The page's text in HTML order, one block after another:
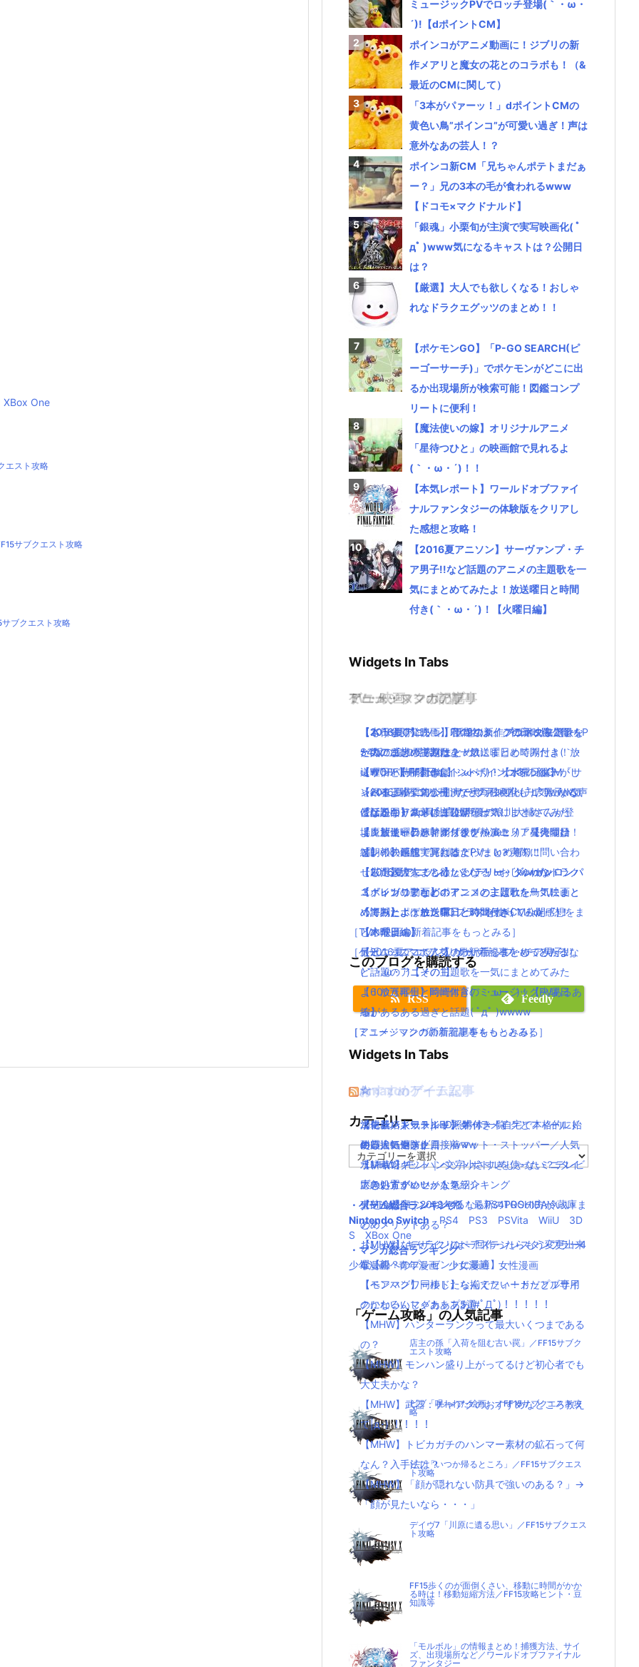
XBox One
エスト攻略
サブクエスト攻略
ブクエスト攻略
ミュージックPVでロッチ登場(｀・ω・
´)!【dポイントCM】
ポインコがアニメ動画に！ジブリの新
作メアリと魔女の花とのコラボも！（&
最近のCMに関して）
「3本がパァーッ！」dポイントCMの
黄色い鳥”ポインコ”が可愛い過ぎ！声は
意外なあの芸人！？
ポインコ新CM「兄ちゃんポテトまだぁ
ー？」兄の3本の毛が食われるwww
【ドコモ×マクドナルド】
「銀魂」小栗旬が主演で実写映画化( ﾟ
дﾟ )www気になるキャストは？公開日
は？
【厳選】大人でも欲しくなる！おしゃ
れなドラクエグッツのまとめ！！
【ポケモンGO】「P-GO SEARCH(ピ
ーゴーサーチ)」でポケモンがどこに出
るか出現場所が検索可能！図鑑コンプ
リートに便利！
【魔法使いの嫁】オリジナルアニメ
「星待つひと」の映画館で見れるよ
(｀・ω・´)！！
【本気レポート】ワールドオブファイ
ナルファンタジーの体験版をクリアし
た感想と攻略！
【2016夏アニソン】サーヴァンプ・チ
ア男子!!など話題のアニメの主題歌を一
気にまとめてみたよ！放送曜日と時間
付き(｀・ω・´)！【火曜日編】
Widgets In Tabs
TV・映画
【本日公開】映画「君の名は。」初日に見に行っ
た人の感想・評判は？
【サンバーイ】dポイントポインコ冬の新CM「サ
ンバイ三唱」篇公開！
【伝説回】zip貝社員に声優の浪川大輔さんが登
場！新キャラハマグリ役を熱演！
【朗報】銀魂実写は嘘だった！？実際に問い合わ
せした人達をまとめたよ(｀・ω・´)wwww
【ポインコ動画】ポインコとよばれた鳥！映画
「海賊とよばれた男」とのコラボCM公開！
［TV・映画の新着記事をもっとみる］
ゲーム・スマホアプリ
【もうすぐ発売！】FF12リメイクの新映像公開！P
S4版の追加要素のまとめ！
【WOFF】FF新作はトンベリ・サボテンダーがし
ゃべるよwイフリートなどの召喚獣も！気になる声
優はかなり豪華( ﾟдﾟ )w
【レビュー】テイルズオブベルセリア発売開始！
プレイの感想・評判は？PVまとめ有り！
【厳選】大人でも欲しくなる！おしゃれなドラク
エグッツのまとめ！！
【評判】ポケモンGOプラスを使ってみた感想をま
とめたよ！
［ゲーム・スマホアプリの新着記事をもっとみる］
アニメ・マンガの記事
【2016夏アニソン】話題の新作アニメの主題歌を
一気にまとめてみたよ！放送曜日と時間付き(｀・
ω・´)！【月曜日編】
「銀魂」小栗旬が主演で実写映画化( ﾟдﾟ )www気
になるキャストは？公開日は？
【魔法使いの嫁】オリジナルアニメ「星待つひ
と」の映画館で見れるよ(｀・ω・´)！！
【2016夏アニソン】バッテリー・ダンガンロンパ
３・レガリアなどのアニメの主題歌を一気にまと
めてみたよ！放送曜日と時間付き(｀・ω・´)！
【木曜日編】
【2016夏アニソン】サーヴァンプ・チア男子!!な
ど話題のアニメの主題歌を一気にまとめてみた
よ！放送曜日と時間付き(｀・ω・´)！【火曜日
編】
［アニメ・マンガの新着記事をもっとみる］
ミュージックの記事
【2016夏アニソン】ツキウタ。プラネタリアンな
どのアニメの主題歌を一気にまとめてみたよ！放
送曜日と時間付き(｀・ω・´)！【水曜日編】
【2016夏アニソン】サーヴァンプ・チア男子!!な
ど話題のアニメの主題歌を一気にまとめてみた
よ！放送曜日と時間付き(｀・ω・´)！【火曜日
編】
【2016夏アニソン】バッテリー・ダンガンロンパ
３・レガリアなどのアニメの主題歌を一気にまと
めてみたよ！放送曜日と時間付き(｀・ω・´)！
【木曜日編】
最近ニコニコで人気の歌い手をまとめてみたよ
(｀・ω・´)【その1】
【600万再生】岡崎体育のミュージックPVあるあ
るがあるある過ぎと話題( ﾟдﾟ )wwww
［ミュージックの新着記事をもっとみる］
このブログを購読する
RSS Feedly
Widgets In Tabs
おすすめゲーム記事
【モンハンワールド】キャラメイクとフィールド
の顔違い過ぎ(;´Д｀)www
【MHW】モンハン文字小さすぎじゃない？テレビ
大きい方がいいかな？
【MHW】モンハンやるならPS4PROの方がいい
の？メリットある？
【MHW】キャラクリは一回作ったらもう変更出来
ないの？
【モンハンワールド】なんでフィードだとブサイ
クになるんじゃああああ(#ﾟДﾟ)！！！！！
【MHW】ハンターランクって最大いくつまである
の？
【MHW】モンハン盛り上がってるけど初心者でも
大丈夫かな？
【MHW】武器：チャアクのおすすめなところ教え
て|д･) ！！！！
【MHW】トビカガチのハンマー素材の鉱石って何
なん？入手法は？
【MHW】「顔が隠れない防具で強いのある？」→
「顔が見たいなら・・・」
Amazonアイテム
水耕栽培キット|LED照明付き！自宅で本格的に始
める人気セット
水耕栽培キット｜ペットボトルを使ったミニタイ
プのおすすめセットを紹介
東芝冷蔵庫｜2018年版！最新のTOSHIBA冷蔵庫ま
とめ
おしゃれなデザインのペアステンレスタンブラー4
選【親へのプレゼントに最適】
【ペアマグ】同棲したら揃えたい！カップル専用
のかわいいマグカップ5選
☆
ニンテンドースイッチ 本体 一覧
使い捨てマスク
☆
消化器／人気ランキング
耐震・転倒防止用接着マット・ストッパー／人気
ランキング
応急処置グッツ／人気ランキング
☆
カテゴリー
テ
・ゲーム総合ランキング
Nintendo Switch
PS4 PS3 PSVita WiiU
3D
S
XBox One
・マンガ総合ランキング
少年漫画
青年漫画 少女漫画 女性漫画
「ゲーム攻略」の人気記事
店主の孫「入荷を阻む古い罠」／FF15サブク
エスト攻略
ビブ「呪われた絵画」／FF15サブクエスト攻
略
ビブ「いつか帰るところ」／FF15サブクエス
ト攻略
デイヴ7「川原に遺る思い」／FF15サブクエス
ト攻略
FF15歩くのが面倒くさい、移動に時間がかか
る時は！移動短縮方法／FF15攻略ヒント・豆
知識等
「モルボル」の情報まとめ！捕獲方法、サイ
ズ、出現場所など／ワールドオブファイナル
ファンタジー